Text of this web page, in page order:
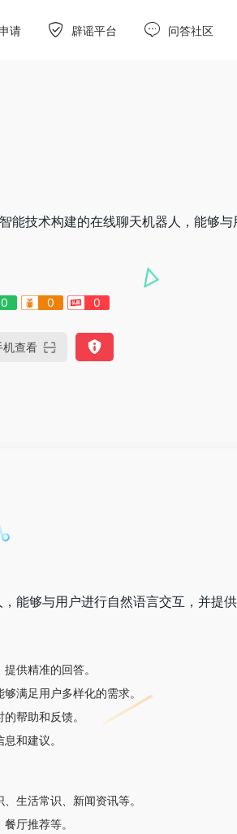
请 辟谣平台 问答社区
能技术构建的在线聊天机器人，能够
0 0 0
机查看
能够与用户进行自然语言交互，并提供
供精准的回答。
满足用户多样化的需求。
帮助和反馈。
和建议。
生活常识、新闻资讯等。
厅推荐等。